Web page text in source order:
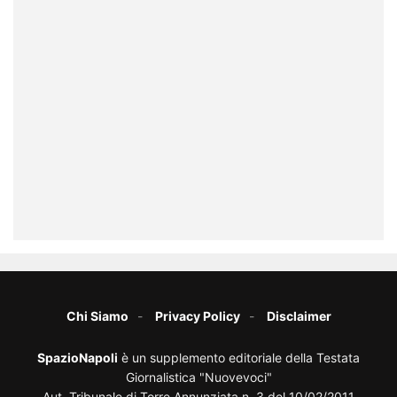
Chi Siamo Privacy Policy Disclaimer
SpazioNapoli è un supplemento editoriale della Testata
Giornalistica "Nuovevoci"